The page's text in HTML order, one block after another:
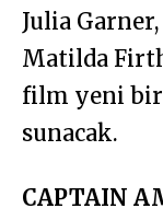
Julia
Matilda
film yeni
sunacak.
CAPTAIN